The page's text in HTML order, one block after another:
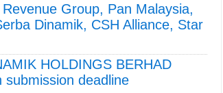
Group, Pan Malaysia,
Dinamik, CSH Alliance, Star
HOLDINGS BERHAD
deadline